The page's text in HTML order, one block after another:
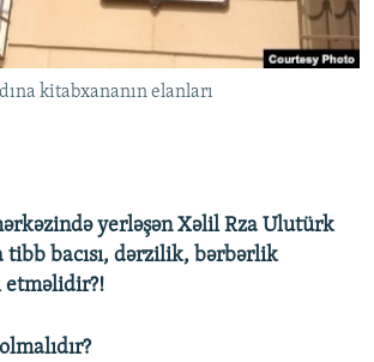
STANDARTLARIMIZ
ISTIFADƏ
TELEFONUNUZDA
saytları
kitabxananın elanları
yerləşən Xəlil Rza Ulutürk
tibb bacısı, dərzilik, bərbərlik
etməlidir?!